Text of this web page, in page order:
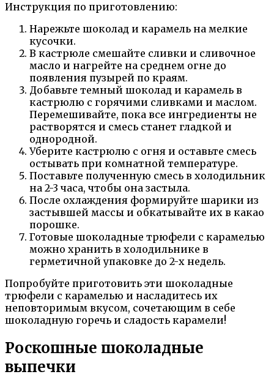
Инструкция по приготовлению:
Нарежьте шоколад и карамель на мелкие
кусочки.
В кастрюле смешайте сливки и сливочное
масло и нагрейте на среднем огне до
появления пузырей по краям.
Добавьте темный шоколад и карамель в
кастрюлю с горячими сливками и маслом.
Перемешивайте, пока все ингредиенты не
растворятся и смесь станет гладкой и
однородной.
Уберите кастрюлю с огня и оставьте смесь
остывать при комнатной температуре.
Поставьте полученную смесь в холодильник
на 2-3 часа, чтобы она застыла.
После охлаждения формируйте шарики из
застывшей массы и обкатывайте их в какао
порошке.
Готовые шоколадные трюфели с карамелью
можно хранить в холодильнике в
герметичной упаковке до 2-х недель.
Попробуйте приготовить эти шоколадные
трюфели с карамелью и насладитесь их
неповторимым вкусом, сочетающим в себе
шоколадную горечь и сладость карамели!
Роскошные шоколадные
выпечки